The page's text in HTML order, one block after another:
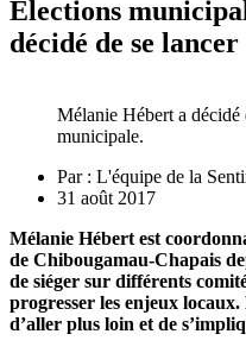
Élections
décidé de se
Mélanie Hébert a
municipale.
Par : L'équipe de la
31 août 2017
Mélanie Hébert est
de Chibougamau-Chapais
de siéger sur différents
progresser les enjeux
d’aller plus loin et de